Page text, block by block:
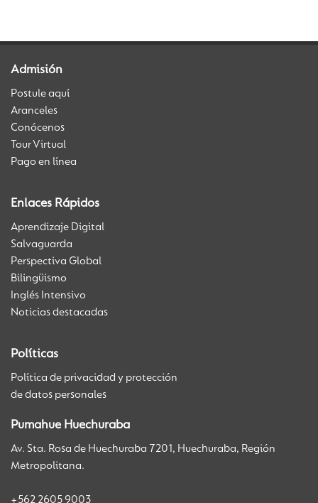
Admisión
Postule aquí
Aranceles
Conócenos
Tour Virtual
Pago en línea
Enlaces Rápidos
Aprendizaje Digital
Salvaguarda
Perspectiva Global
Bilingüismo
Inglés Intensivo
Noticias destacadas
Políticas
Política de privacidad y protección
de datos personales
Pumahue Huechuraba
Av. Sta. Rosa de Huechuraba 7201, Huechuraba, Región
Metropolitana.
+562 2605 9003